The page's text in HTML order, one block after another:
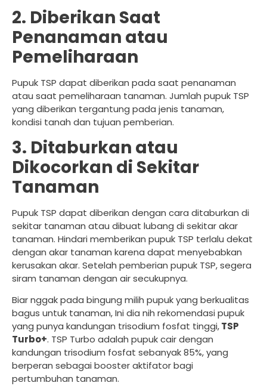
2. Diberikan Saat
Penanaman atau
Pemeliharaan
Pupuk TSP dapat diberikan pada saat penanaman
atau saat pemeliharaan tanaman. Jumlah pupuk TSP
yang diberikan tergantung pada jenis tanaman,
kondisi tanah dan tujuan pemberian.
3. Ditaburkan atau
Dikocorkan di Sekitar
Tanaman
Pupuk TSP dapat diberikan dengan cara ditaburkan di
sekitar tanaman atau dibuat lubang di sekitar akar
tanaman. Hindari memberikan pupuk TSP terlalu dekat
dengan akar tanaman karena dapat menyebabkan
kerusakan akar. Setelah pemberian pupuk TSP, segera
siram tanaman dengan air secukupnya.
Biar nggak pada bingung milih pupuk yang berkualitas
bagus untuk tanaman, Ini dia nih rekomendasi pupuk
yang punya kandungan trisodium fosfat tinggi,TSP
Turbo+. TSP Turbo adalah pupuk cair dengan
kandungan trisodium fosfat sebanyak 85%, yang
berperan sebagai booster aktifator bagi
pertumbuhan tanaman.